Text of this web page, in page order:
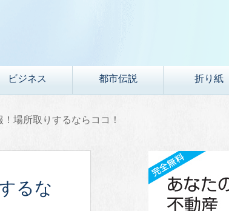
ビジネス 都市伝説 折り紙
場所取りするならココ！
るな